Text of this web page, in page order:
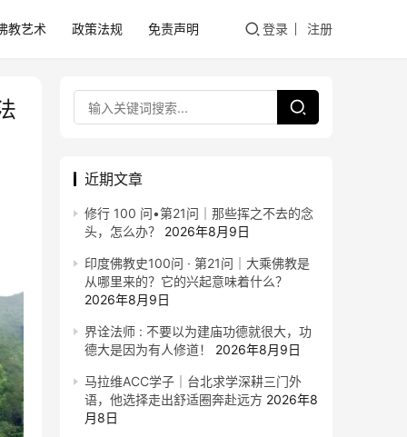
教艺术 政策法规 免责声明 登录 注册
近期文章
修行 100 问•第21问｜那些挥之不去的念
头，怎么办？
2026年8月9日
印度佛教史100问 · 第21问｜大乘佛教是
从哪里来的？它的兴起意味着什么？
2026年8月9日
界诠法师 : 不要以为建庙功德就很大，功
德大是因为有人修道！
2026年8月9日
马拉维ACC学子｜台北求学深耕三门外
语，他选择走出舒适圈奔赴远方 2026年8
月8日